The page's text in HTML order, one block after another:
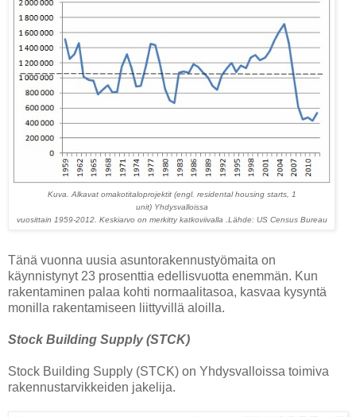
Kuva. Alkavat omakotitaloprojektit (engl. residental housing starts, 1
unit)Yhdysvalloissa
vuosittain 1959-2012. Keskiarvo on merkitty katkoviivalla .Lähde: US Census Bureau
Tänä vuonna uusia asuntorakennustyömaita on
käynnistynyt 23 prosenttia edellisvuotta enemmän. Kun
rakentaminen palaa kohti normaalitasoa, kasvaa kysyntä
monilla rakentamiseen liittyvillä aloilla.
Stock Building Supply (STCK)
Stock Building Supply (STCK) on Yhdysvalloissa toimiva
rakennustarvikkeiden jakelija.